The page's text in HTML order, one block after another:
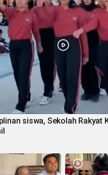
siswa, Sekolah Rakyat